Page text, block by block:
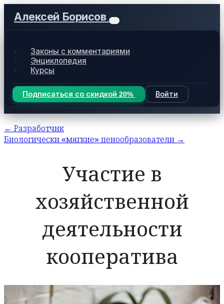
Алексей Борисов
Законы с комментариями
Энциклопедия
Курсы
Подписаться со скидкой 20% Войти
← Разработчик
Биологически «мягкие» пенообразователи →
Участие в
хозяйственной
деятельности
кооператива